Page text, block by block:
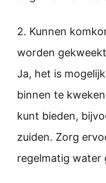
2. Kunnen
worden
Ja, het is
binnen te
kunt bieden,
zuiden. Zorg
regelmatig water